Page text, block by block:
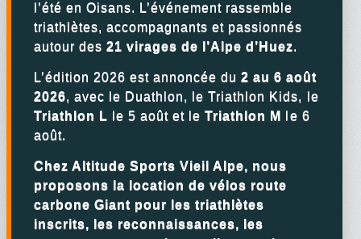
l’été en Oisans. L’événement rassemble
triathlètes, accompagnants et passionnés
autour des21 virages de l’Alpe d’Huez.
L’édition 2026 est annoncée du2 au 6 août
2026, avec le Duathlon, le Triathlon Kids, le
Triathlon L le 5 août et leTriathlon M le 6
août.
Chez Altitude Sports Vieil Alpe, nous
proposons la location de vélos route
carbone Giant pour les triathlètes
inscrits, les reconnaissances, les